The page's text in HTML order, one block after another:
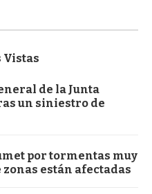
Vistas
de la Junta
un siniestro de
por tormentas muy
están afectadas